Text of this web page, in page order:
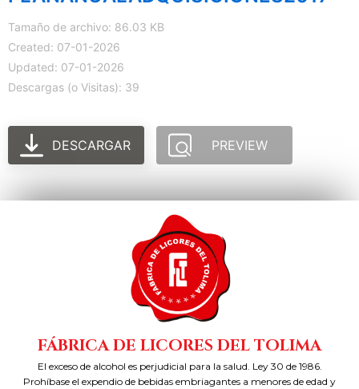
Tamaño de archivo: 86.03 KB
Created: 07-01-2026
Updated: 07-01-2026
Descargas (o Visitas): 39
DESCARGAR PREVIEW
FÁBRICA DE LICORES DEL TOLIMA
El exceso de alcohol es perjudicial para la salud. Ley 30 de 1986.
Prohíbase el expendio de bebidas embriagantes a menores de edad y